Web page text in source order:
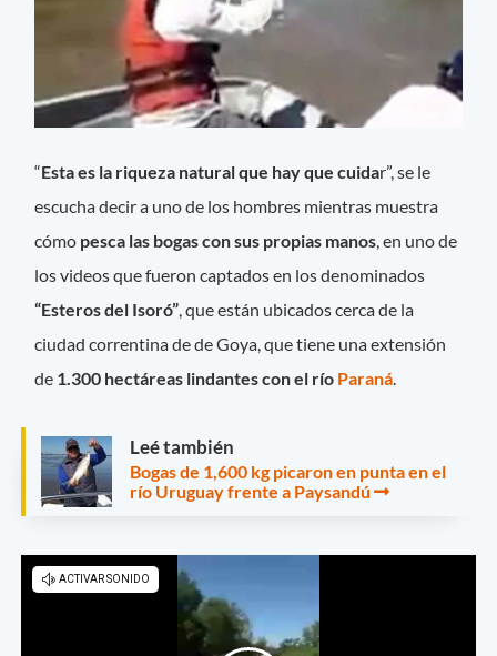
“Esta es la riqueza natural que hay que cuidar”, se le
escucha decir a uno de los hombres mientras muestra
cómo pesca las bogas con sus propias manos, en uno de
los videos que fueron captados en los denominados
“Esteros del Isoró”, que están ubicados cerca de la
ciudad correntina de de Goya, que tiene una extensión
de 1.300 hectáreas lindantes con el río Paraná.
Leé también
Bogas de 1,600 kg picaron en punta en el
río Uruguay frente a Paysandú